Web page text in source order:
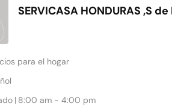
SERVICASA HONDURAS ,S de
para el hogar
| 8:00 am - 4:00 pm